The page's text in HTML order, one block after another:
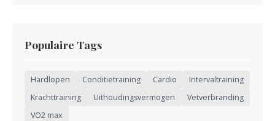
Populaire Tags
Hardlopen Conditietraining Cardio
Intervaltraining
Krachttraining
Uithoudingsvermogen
Vetverbranding
VO2 max